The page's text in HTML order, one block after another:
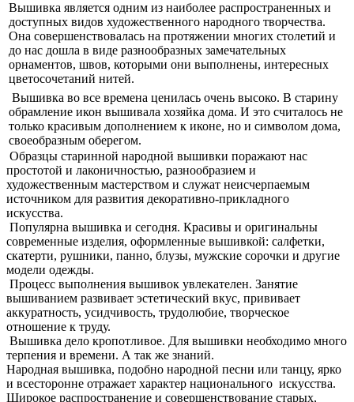
Вышивка является одним из наиболее распространенных и
доступных видов художественного народного творчества.
Она совершенствовалась на протяжении многих столетий и
до нас дошла в виде разнообразных замечательных
орнаментов, швов, которыми они выполнены, интересных
цветосочетаний нитей.
Вышивка во все времена ценилась очень высоко. В старину
обрамление икон вышивала хозяйка дома. И это считалось не
только красивым дополнением к иконе, но и символом дома,
своеобразным оберегом.
Образцы старинной народной вышивки поражают нас
простотой и лаконичностью, разнообразием и
художественным мастерством и служат неисчерпаемым
источником для развития декоративно-прикладного
искусства.
Популярна вышивка и сегодня. Красивы и оригинальны
современные изделия, оформленные вышивкой: салфетки,
скатерти, рушники, панно, блузы, мужские сорочки и другие
модели одежды.
Процесс выполнения вышивок увлекателен. Занятие
вышиванием развивает эстетический вкус, прививает
аккуратность, усидчивость, трудолюбие, творческое
отношение к труду.
Вышивка дело кропотливое. Для вышивки необходимо много
терпения и времени. А так же знаний.
Народная вышивка, подобно народной песни или танцу, ярко
и всесторонне отражает характер национального искусства.
Широкое распространение и совершенствование старых,